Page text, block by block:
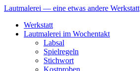
Lautmalerei — eine etwas andere Werkstatt
Zum
Inhalt
Werkstatt
Lautmalerei im Wochentakt
Labsal
Spielregeln
Stichwort
Kostproben